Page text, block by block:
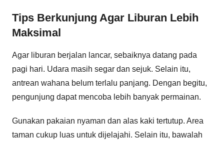
Tips Berkunjung Agar Liburan Lebih
Maksimal
Agar liburan berjalan lancar, sebaiknya datang pada
pagi hari. Udara masih segar dan sejuk. Selain itu,
antrean wahana belum terlalu panjang. Dengan begitu,
pengunjung dapat mencoba lebih banyak permainan.
Gunakan pakaian nyaman dan alas kaki tertutup. Area
taman cukup luas untuk dijelajahi. Selain itu, bawalah